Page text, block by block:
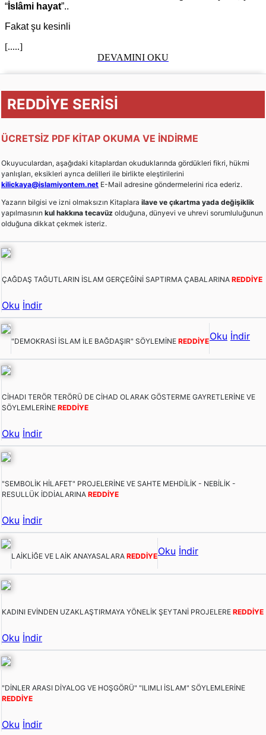
“ İslâmi hayat”..
Fakat şu kesinli
[.....]
DEVAMINI OKU
REDDİYE SERİSİ
ÜCRETSİZ PDF KİTAP OKUMA VE İNDİRME
Okuyuculardan, aşağıdaki kitaplardan okuduklarında gördükleri fikri, hükmi
yanlışları, eksikleri ayrıca delilleri ile birlikte eleştirilerini
kilickaya@islamiyontem.net E-Mail adresine göndermelerini rica ederiz.
Yazarın bilgisi ve izni olmaksızın Kitaplara ilave ve çıkartma yada değişiklik
yapılmasının kul hakkına tecavüz olduğuna, dünyevi ve uhrevi sorumluluğunun
olduğuna dikkat çekmek isteriz.
ÇAĞDAŞ TAĞUTLARIN İSLAM GERÇEĞİNİ SAPTIRMA ÇABALARINA REDDİYE
Oku İndir
"DEMOKRASİ İSLAM İLE BAĞDAŞIR" SÖYLEMİNE REDDİYEOku İndir
CİHADI TERÖR TERÖRÜ DE CİHAD OLARAK GÖSTERME GAYRETLERİNE VE
SÖYLEMLERİNE REDDİYE
Oku İndir
"SEMBOLİK HİLAFET" PROJELERİNE VE SAHTE MEHDİLİK - NEBİLİK -
RESULLÜK İDDİALARINA REDDİYE
Oku İndir
LAİKLİĞE VE LAİK ANAYASALARA REDDİYEOku İndir
KADINI EVİNDEN UZAKLAŞTIRMAYA YÖNELİK ŞEYTANİ PROJELERE REDDİYE
Oku İndir
"DİNLER ARASI DİYALOG VE HOŞGÖRÜ" "ILIMLI İSLAM" SÖYLEMLERİNE
REDDİYE
Oku İndir